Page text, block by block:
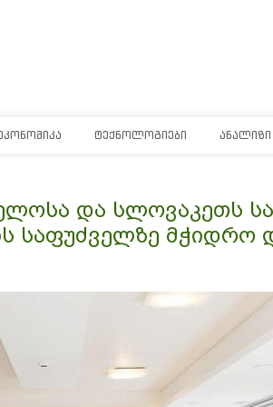
ᲢᲔᲥᲜᲝᲚᲝᲒᲘᲔᲑᲘ ᲐᲜᲐᲚᲘᲖᲘ
და სლოვაკეთს
საფუძველზე მჭიდრო